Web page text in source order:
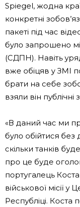
Spiegel, жодна
конкретні
пакеті під час
було запрошено
(СДПН). Навіть
вже обіцяв у ЗМІ
брати на себе
взяли він публічні
«В даний час ми
було обійтися без
скільки танків
про це буде
португалець Коста
військової місії
Республіці.